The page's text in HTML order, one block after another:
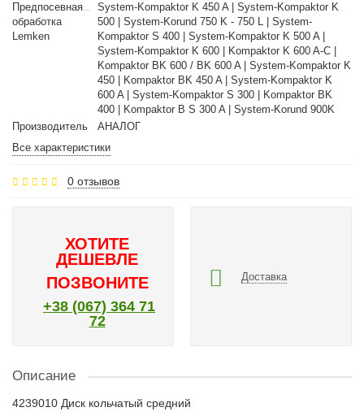
Предпосевная
обработка
Lemken
System-Kompaktor K 450 A | System-Kompaktor K
500 | System-Korund 750 K - 750 L | System-
Kompaktor S 400 | System-Kompaktor K 500 A |
System-Kompaktor K 600 | Kompaktor K 600 A-C |
Kompaktor BK 600 / BK 600 A | System-Kompaktor K
450 | Kompaktor BK 450 A | System-Kompaktor K
600 A | System-Kompaktor S 300 | Kompaktor BK
400 | Kompaktor B S 300 A | System-Korund 900K
Производитель
АНАЛОГ
Все характеристики
0 отзывов
ХОТИТЕ
ДЕШЕВЛЕ
ПОЗВОНИТЕ
+38 (067) 364 71
72
Доставка
Описание
4239010 Диск кольчатый средний